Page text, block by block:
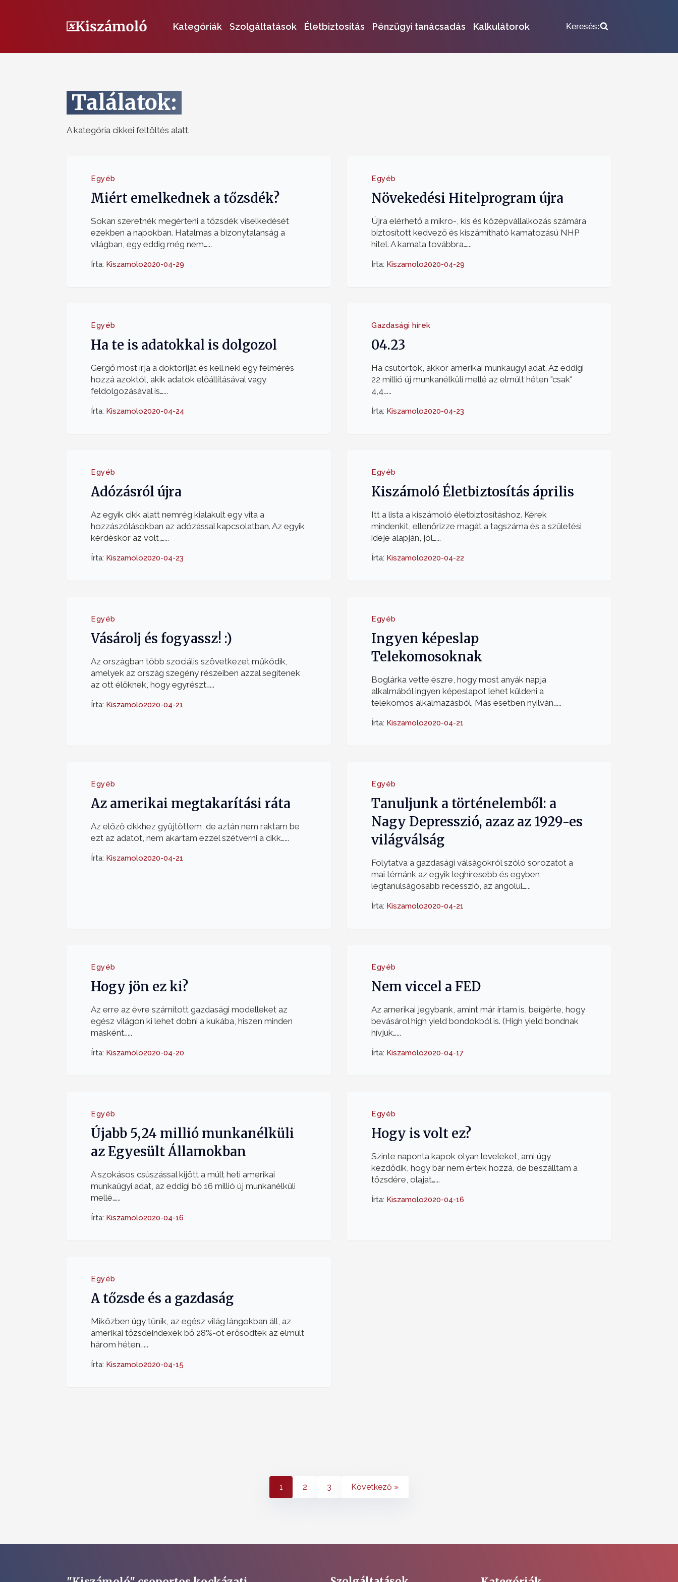
Kategóriák Szolgáltatások Életbiztosítás Pénzügyi tanácsadás Kalkulátorok Keresés:
Találatok:
A kategória cikkei feltöltés alatt.
Egyéb
Miért emelkednek a tőzsdék?
Sokan szeretnék megérteni a tőzsdék viselkedését
ezekben a napokban. Hatalmas a bizonytalanság a
világban, egy eddig még nem…...
Írta: Kiszamolo2020-04-29
Egyéb
Növekedési Hitelprogram újra
Újra elérhető a mikro-, kis és középvállalkozás számára
biztosított kedvező és kiszámítható kamatozású NHP
hitel. A kamata továbbra…...
Írta: Kiszamolo2020-04-29
Egyéb
Ha te is adatokkal is dolgozol
Gergő most írja a doktoriját és kell neki egy felmérés
hozzá azoktól, akik adatok előállításával vagy
feldolgozásával is…...
Írta: Kiszamolo2020-04-24
Gazdasági hírek
04.23
Ha csütörtök, akkor amerikai munkaügyi adat. Az eddigi
22 millió új munkanélküli mellé az elmúlt héten "csak"
4,4…...
Írta: Kiszamolo2020-04-23
Egyéb
Adózásról újra
Az egyik cikk alatt nemrég kialakult egy vita a
hozzászólásokban az adózással kapcsolatban. Az egyik
kérdéskör az volt,…...
Írta: Kiszamolo2020-04-23
Egyéb
Kiszámoló Életbiztosítás április
Itt a lista a kiszámoló életbiztosításhoz. Kérek
mindenkit, ellenőrizze magát a tagszáma és a születési
ideje alapján, jól…...
Írta: Kiszamolo2020-04-22
Egyéb
Vásárolj és fogyassz! :)
Az országban több szociális szövetkezet működik,
amelyek az ország szegény részeiben azzal segítenek
az ott élőknek, hogy egyrészt…...
Írta: Kiszamolo2020-04-21
Egyéb
Ingyen képeslap
Telekomosoknak
Boglárka vette észre, hogy most anyák napja
alkalmából ingyen képeslapot lehet küldeni a
telekomos alkalmazásból. Más esetben nyilván…...
Írta: Kiszamolo2020-04-21
Egyéb
Az amerikai megtakarítási ráta
Az előző cikkhez gyűjtöttem, de aztán nem raktam be
ezt az adatot, nem akartam ezzel szétverni a cikk…...
Írta: Kiszamolo2020-04-21
Egyéb
Tanuljunk a történelemből: a
Nagy Depresszió, azaz az 1929-es
világválság
Folytatva a gazdasági válságokról szóló sorozatot a
mai témánk az egyik leghíresebb és egyben
legtanulságosabb recesszió, az angolul…...
Írta: Kiszamolo2020-04-21
Egyéb
Hogy jön ez ki?
Az erre az évre számított gazdasági modelleket az
egész világon ki lehet dobni a kukába, hiszen minden
másként…...
Írta: Kiszamolo2020-04-20
Egyéb
Nem viccel a FED
Az amerikai jegybank, amint már írtam is, beígérte, hogy
bevásárol high yield bondokból is. (High yield bondnak
hívjuk…...
Írta: Kiszamolo2020-04-17
Egyéb
Újabb 5,24 millió munkanélküli
az Egyesült Államokban
A szokásos csúszással kijött a múlt heti amerikai
munkaügyi adat, az eddigi bő 16 millió új munkanélküli
mellé…...
Írta: Kiszamolo2020-04-16
Egyéb
Hogy is volt ez?
Szinte naponta kapok olyan leveleket, ami úgy
kezdődik, hogy bár nem értek hozzá, de beszálltam a
tőzsdére, olajat…...
Írta: Kiszamolo2020-04-16
Egyéb
A tőzsde és a gazdaság
Miközben úgy tűnik, az egész világ lángokban áll, az
amerikai tőzsdeindexek bő 28%-ot erősödtek az elmúlt
három héten…...
Írta: Kiszamolo2020-04-15
1 2 3 Következő »